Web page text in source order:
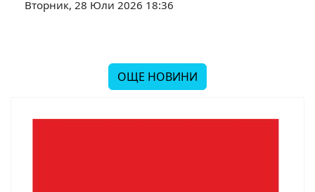
Вторник, 28 Юли 2026 18:36
ОЩЕ НОВИНИ